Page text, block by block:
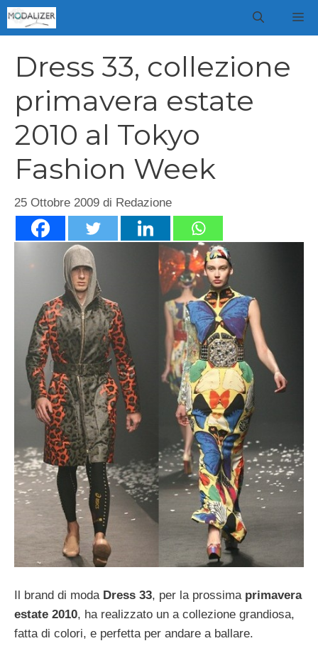
Vai
al
Dress 33, collezione
primavera estate
2010 al Tokyo
Fashion Week
25 Ottobre 2009 di Redazione
Il brand di moda Dress 33, per la prossima primavera
estate 2010, ha realizzato un a collezione grandiosa,
fatta di colori, e perfetta per andare a ballare.